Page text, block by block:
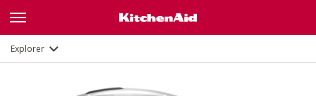
ExplorerGalerie